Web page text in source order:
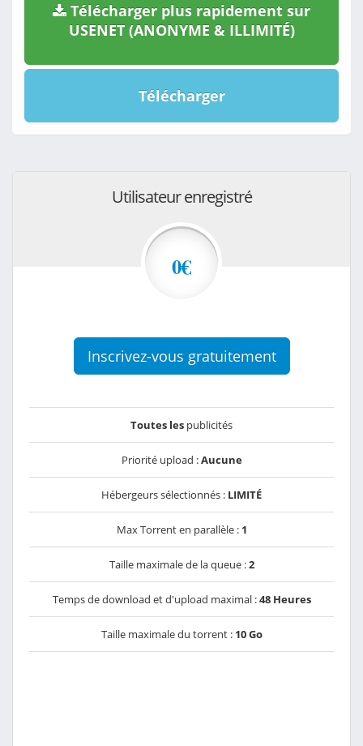
Télécharger plus rapidement sur
USENET (ANONYME & ILLIMITÉ)
Télécharger
Utilisateur enregistré
0€
Inscrivez-vous gratuitement
Toutes les publicités
Priorité upload :Aucune
Hébergeurs sélectionnés : LIMITÉ
Max Torrent en parallèle : 1
Taille maximale de la queue :2
Temps de download et d'upload maximal :48 Heures
Taille maximale du torrent : 10 Go